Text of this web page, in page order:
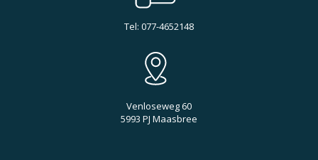
Tel: 077-4652148
Venloseweg 60
5993 PJ Maasbree